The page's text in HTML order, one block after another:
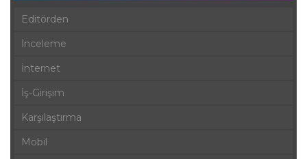
Editörden
İnceleme
İnternet
İş-Girişim
Karşılaştırma
Mobil